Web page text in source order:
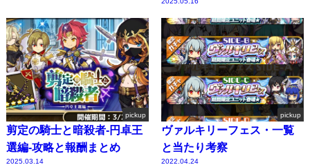
pickup
剪定の騎士と暗殺者-円卓王
選編-攻略と報酬まとめ
2025.03.14
pickup
ヴァルキリーフェス・一覧
と当たり考察
2022.04.24